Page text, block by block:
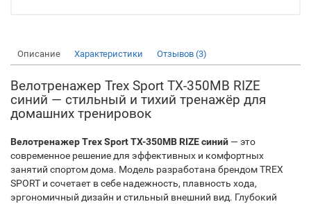
Описание Характеристики Отзывов (3)
Велотренажер Trex Sport TX-350MB RIZE
синий — стильный и тихий тренажёр для
домашних тренировок
Велотренажер Trex Sport TX-350MB RIZE синий — это
современное решение для эффективных и комфортных
занятий спортом дома. Модель разработана брендом TREX
SPORT и сочетает в себе надежность, плавность хода,
эргономичный дизайн и стильный внешний вид. Глубокий